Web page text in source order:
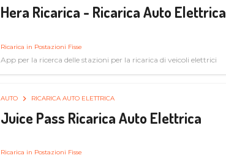
Hera Ricarica - Ricarica Auto Elettrica
Ricarica in Postazioni Fisse
App per la ricerca delle stazioni per la ricarica di veicoli elettrici
AUTO RICARICA AUTO ELETTRICA
Juice Pass Ricarica Auto Elettrica
Ricarica in Postazioni Fisse